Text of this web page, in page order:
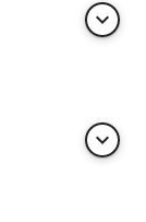
keyboard_arrow_down
keyboard_arrow_down